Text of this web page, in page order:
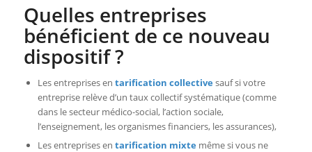
Quelles entreprises
bénéficient de ce nouveau
dispositif ?
Les entreprises en tarification collective sauf si votre
entreprise relève d’un taux collectif systématique (comme
dans le secteur médico-social, l’action sociale,
l’enseignement, les organismes financiers, les assurances),
Les entreprises en tarification mixte même si vous ne